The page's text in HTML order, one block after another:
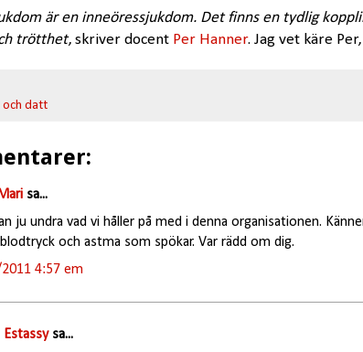
är en inneöressjukdom. Det finns en tydlig
trötthet, skriver docent Per Hanner. Jag vet käre
och datt
sa...
ju undra vad vi håller på med i denna organisationen.
och astma som spökar. Var rädd om dig.
4:57 em
Estassysa...